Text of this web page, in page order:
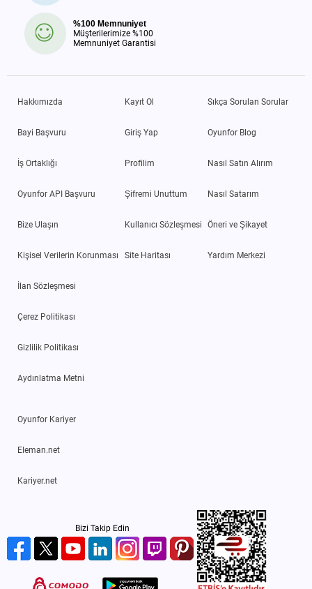
%100 Memnuniyet
Müşterilerimize %100
Memnuniyet Garantisi
Hakkımızda
Bayi Başvuru
İş Ortaklığı
Oyunfor API Başvuru
Bize Ulaşın
Kişisel Verilerin Korunması
İlan Sözleşmesi
Çerez Politikası
Gizlilik Politikası
Aydınlatma Metni
Kayıt Ol
Giriş Yap
Profilim
Şifremi Unuttum
Kullanıcı Sözleşmesi
Site Haritası
Sıkça Sorulan Sorular
Oyunfor Blog
Nasıl Satın Alırım
Nasıl Satarım
Öneri ve Şikayet
Yardım Merkezi
Oyunfor Kariyer
Eleman.net
Kariyer.net
Bizi Takip Edin